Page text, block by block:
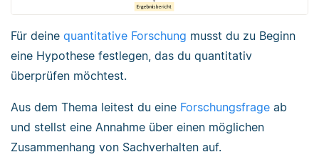
Für deine quantitative Forschung musst du zu Beginn
eine Hypothese festlegen, das du quantitativ
überprüfen möchtest.
Aus dem Thema leitest du eine Forschungsfrage ab
und stellst eine Annahme über einen möglichen
Zusammenhang von Sachverhalten auf.